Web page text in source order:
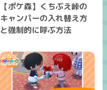
【ポケ森】くちぶえ峠の
キャンパーの入れ替え方
と強制的に呼ぶ方法